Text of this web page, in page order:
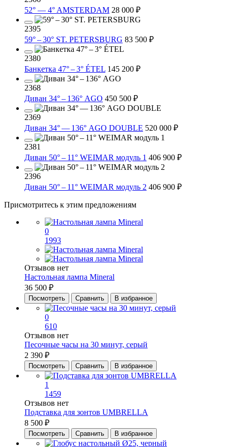
52° — 4° AMSTERDAM 28 000 ₽
2395
59° – 30° ST. PETERSBURG 83 500 ₽
2380
Банкетка 47° – 3° ÉTEL 145 200 ₽
2368
Диван 34° – 136° AGO 450 500 ₽
2369
Диван 34° — 136° AGO DOUBLE 520 000 ₽
2381
Диван 50° – 11° WEIMAR модуль 1 406 900 ₽
2396
Диван 50° – 11° WEIMAR модуль 2 406 900 ₽
Присмотритесь к этим предложениям
0
1993
Отзывов нет
Настольная лампа Mineral
36 500 ₽
Посмотреть Сравнить В избранное
0
610
Отзывов нет
Песочные часы на 30 минут, серый
2 390 ₽
Посмотреть Сравнить В избранное
1
1459
Отзывов нет
Подставка для зонтов UMBRELLA
8 500 ₽
Посмотреть Сравнить В избранное